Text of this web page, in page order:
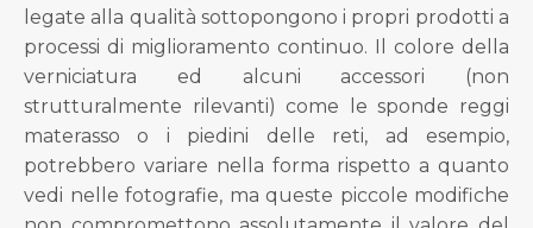
legate alla qualità sottopongono i propri prodotti a
processi di miglioramento continuo. Il colore della
verniciatura ed alcuni accessori (non
strutturalmente rilevanti) come le sponde reggi
materasso o i piedini delle reti, ad esempio,
potrebbero variare nella forma rispetto a quanto
vedi nelle fotografie, ma queste piccole modifiche